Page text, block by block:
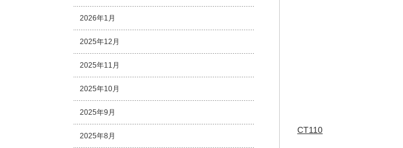
CT110
2026年1月
2025年12月
2025年11月
2025年10月
2025年9月
2025年8月